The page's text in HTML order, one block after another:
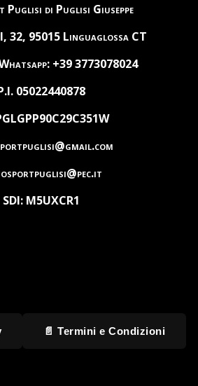
di Puglisi Giuseppe
32, 95015 Linguaglossa CT
+39 3773078024
05022440878
SDI: M5UXCR1
📄 Termini e Condizioni